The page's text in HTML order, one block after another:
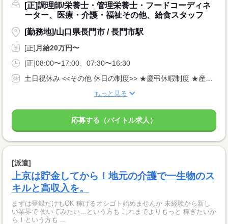
[正]調理師/栄養士・管理栄養士・フードコーディネ
ーター、医療・介護・福祉その他、給食スタッフ
[勤務地]/山口県長門市 / 長門市駅
[正] 月給20万円〜
[正]08:00〜17:00、07:30〜16:30
もっと見る
応募する（バイトル求人）
[派遣]
上京は貯金してから！地元の介護で一生物のス
キルと高収入を。
まずは登録だけもOK 稼げるオシゴト始めませんか 未経験から新し
い業界で 働いてみたい…という方も これまでよりもっと 稼ぎたいか
ら！という方も ...